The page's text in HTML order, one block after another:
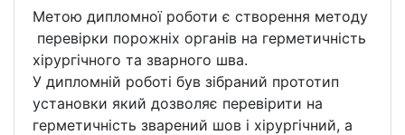
Метою дипломної роботи є створення методу
перевірки порожніх органів на герметичність
хірургічного та зварного шва.
У дипломній роботі був зібраний прототип
установки який дозволяє перевірити на
герметичність зварений шов і хірургічний, а